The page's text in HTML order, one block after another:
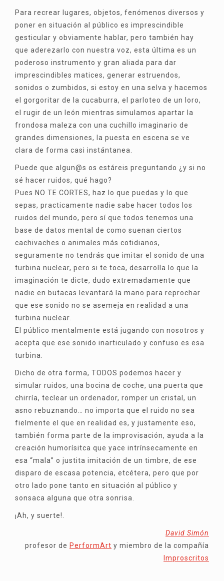
Para recrear lugares, objetos, fenómenos diversos y
poner en situación al público es imprescindible
gesticular y obviamente hablar, pero también hay
que aderezarlo con nuestra voz, esta última es un
poderoso instrumento y gran aliada para dar
imprescindibles matices, generar estruendos,
sonidos o zumbidos, si estoy en una selva y hacemos
el gorgoritar de la cucaburra, el parloteo de un loro,
el rugir de un león mientras simulamos apartar la
frondosa maleza con una cuchillo imaginario de
grandes dimensiones, la puesta en escena se ve
clara de forma casi instántanea.
Puede que algun@s os estáreis preguntando ¿y si no
sé hacer ruidos, qué hago?
Pues NO TE CORTES, haz lo que puedas y lo que
sepas, practicamente nadie sabe hacer todos los
ruidos del mundo, pero sí que todos tenemos una
base de datos mental de como suenan ciertos
cachivaches o animales más cotidianos,
seguramente no tendrás que imitar el sonido de una
turbina nuclear, pero si te toca, desarrolla lo que la
imaginación te dicte, dudo extremadamente que
nadie en butacas levantará la mano para reprochar
que ese sonido no se asemeja en realidad a una
turbina nuclear.
El público mentalmente está jugando con nosotros y
acepta que ese sonido inarticulado y confuso es esa
turbina.
Dicho de otra forma, TODOS podemos hacer y
simular ruidos, una bocina de coche, una puerta que
chirría, teclear un ordenador, romper un cristal, un
asno rebuznando… no importa que el ruido no sea
fielmente el que en realidad es, y justamente eso,
también forma parte de la improvisación, ayuda a la
creación humorísitca que yace intrínsecamente en
esa “mala” o justita imitación de un timbre, de ese
disparo de escasa potencia, etcétera, pero que por
otro lado pone tanto en situación al público y
sonsaca alguna que otra sonrisa.
¡Ah, y suerte!.
David Simón
profesor de PerformArt y miembro de la compañía
Improscritos